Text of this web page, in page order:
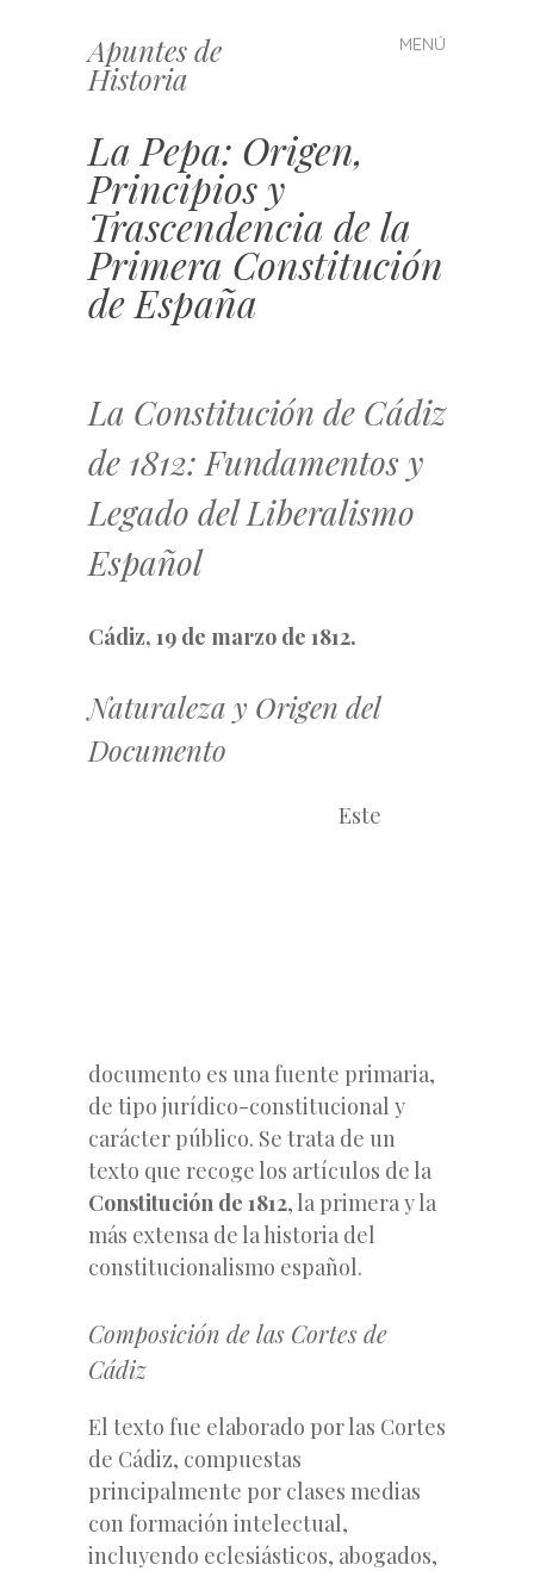
Apuntes de
Historia
MENÚ
Saltar
al
La Pepa: Origen,
Principios y
Trascendencia de la
Primera Constitución
de España
La Constitución de Cádiz
de 1812: Fundamentos y
Legado del Liberalismo
Español
Cádiz, 19 de marzo de 1812.
Naturaleza y Origen del
Documento
Este
documento es una fuente primaria,
de tipo jurídico-constitucional y
carácter público. Se trata de un
texto que recoge los artículos de la
Constitución de 1812, la primera y la
más extensa de la historia del
constitucionalismo español.
Composición de las Cortes de
Cádiz
El texto fue elaborado por las Cortes
de Cádiz, compuestas
principalmente por clases medias
con formación intelectual,
incluyendo eclesiásticos, abogados,